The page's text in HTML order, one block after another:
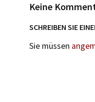
Keine
SCHREIBEN SIE
Sie müssen